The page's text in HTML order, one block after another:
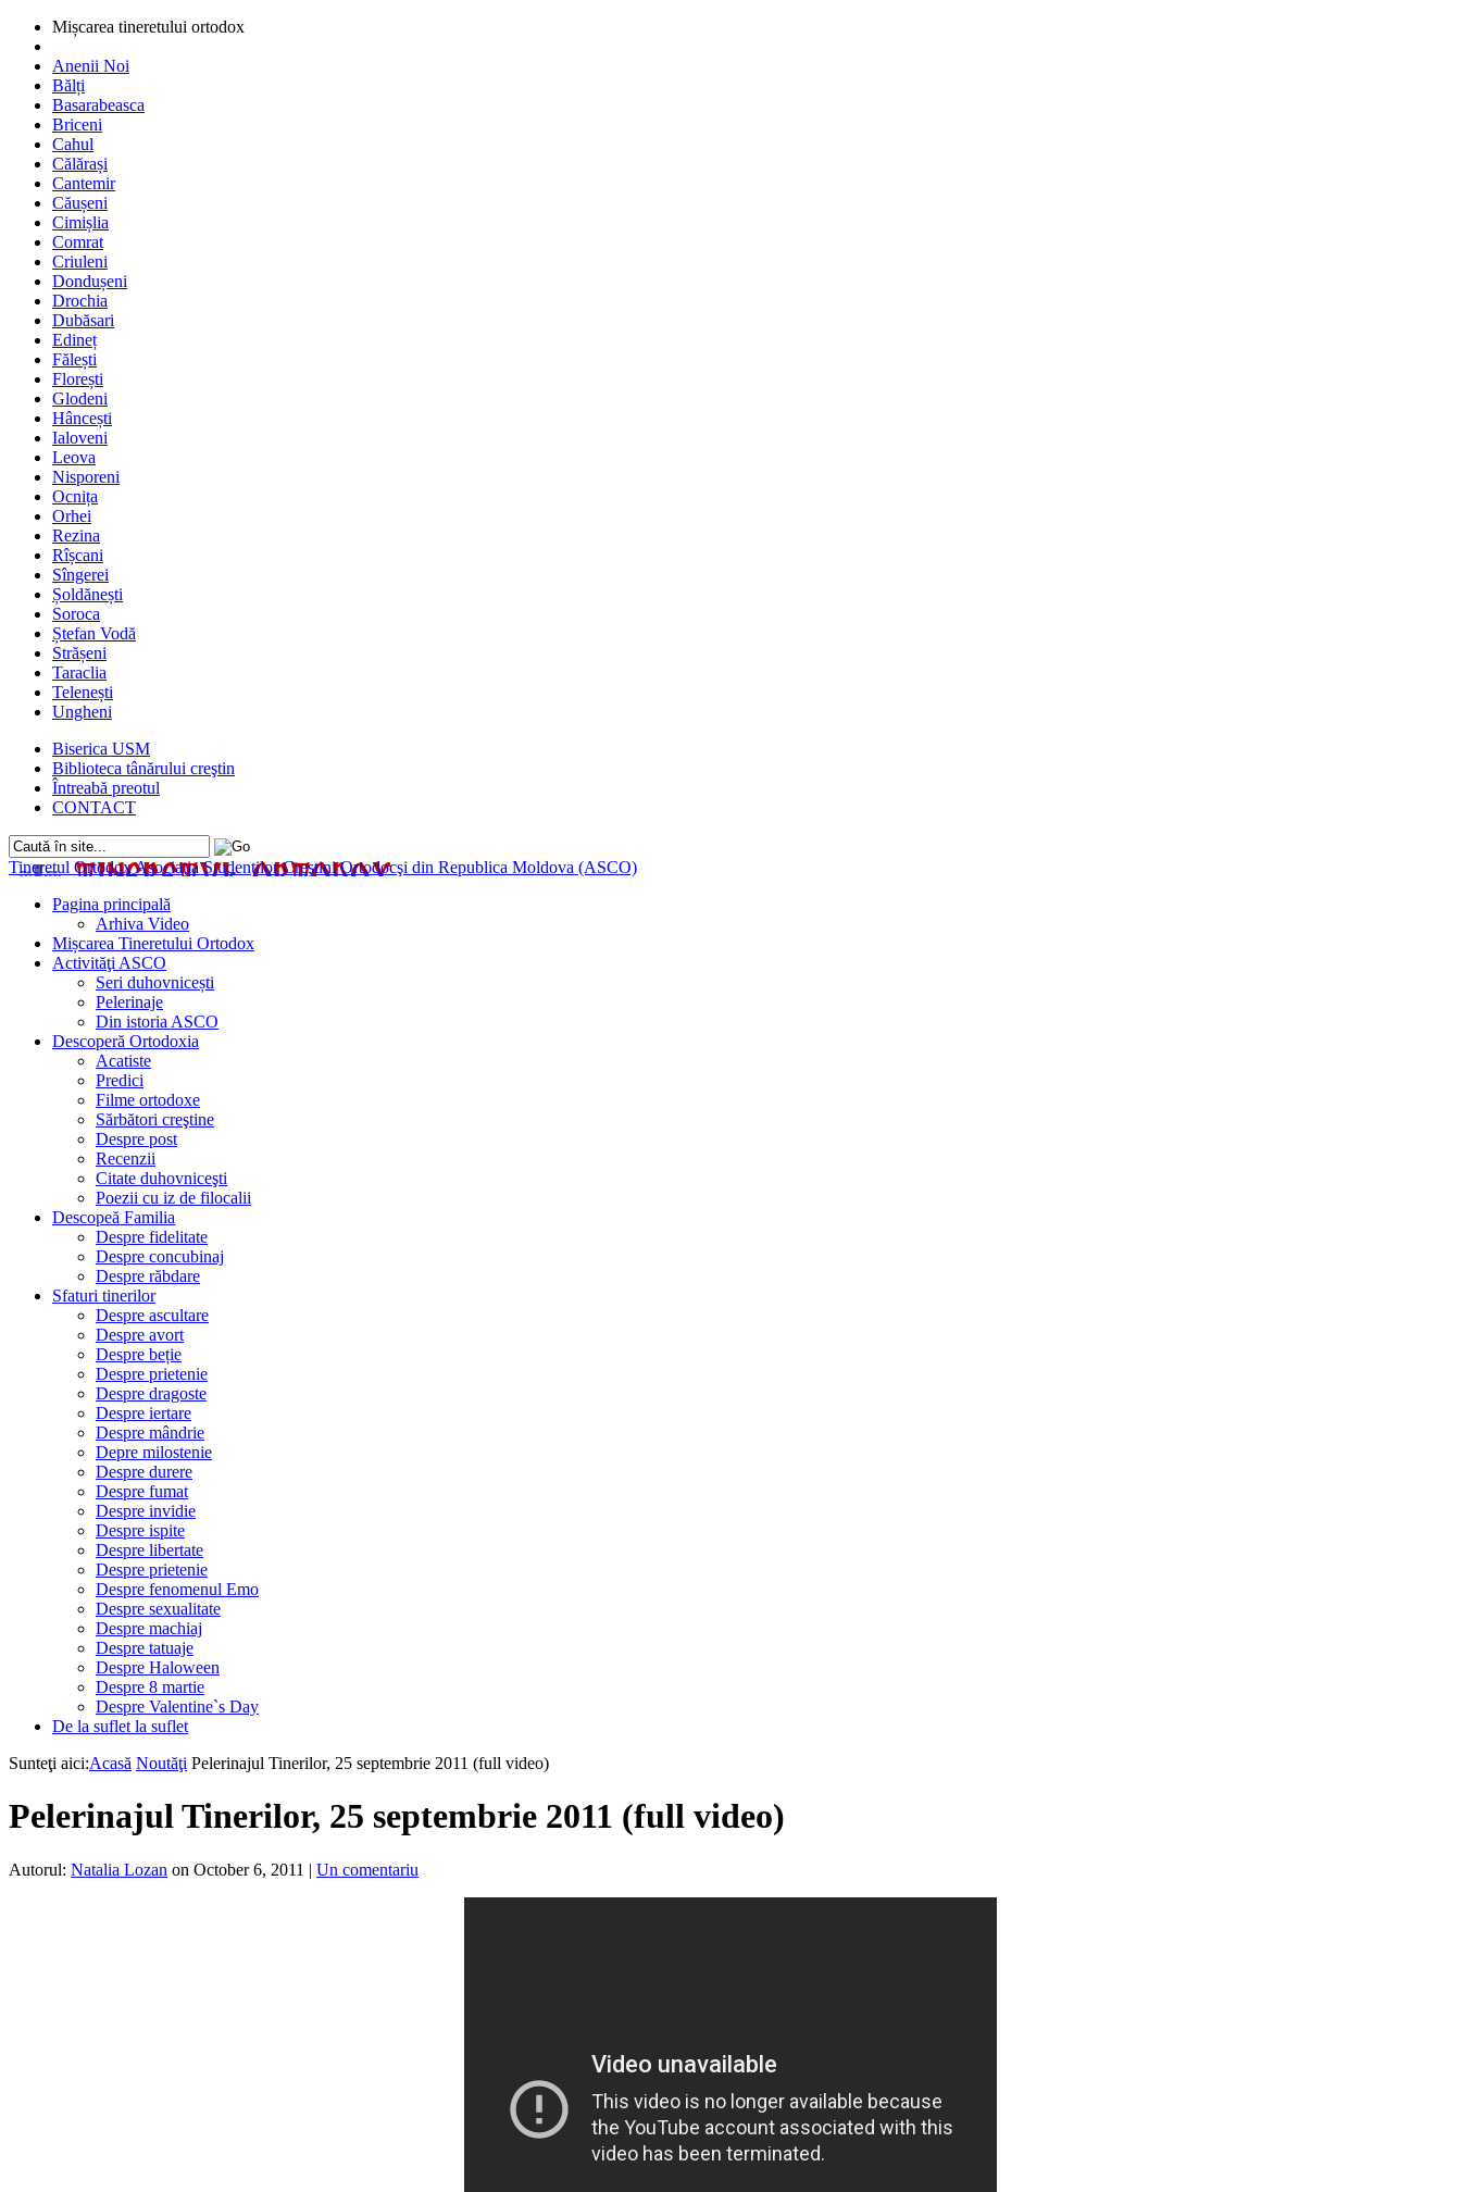
Mișcarea tineretului ortodox
Anenii Noi
Bălți
Basarabeasca
Briceni
Cahul
Călărași
Cantemir
Căușeni
Cimișlia
Comrat
Criuleni
Dondușeni
Drochia
Dubăsari
Edineț
Fălești
Florești
Glodeni
Hâncești
Ialoveni
Leova
Nisporeni
Ocnița
Orhei
Rezina
Rîșcani
Sîngerei
Șoldănești
Soroca
Ștefan Vodă
Strășeni
Taraclia
Telenești
Ungheni
Biserica USM
Biblioteca tânărului creştin
Întreabă preotul
CONTACT
Tineretul OrtodoxAsociaţia Studenţilor Creştini Ortodocşi din Republica Moldova (ASCO)
Pagina principală
Arhiva Video
Mișcarea Tineretului Ortodox
Activităţi ASCO
Seri duhovnicești
Pelerinaje
Din istoria ASCO
Descoperă Ortodoxia
Acatiste
Predici
Filme ortodoxe
Sărbători creştine
Despre post
Recenzii
Citate duhovniceşti
Poezii cu iz de filocalii
Descopeă Familia
Despre fidelitate
Despre concubinaj
Despre răbdare
Sfaturi tinerilor
Despre ascultare
Despre avort
Despre beție
Despre prietenie
Despre dragoste
Despre iertare
Despre mândrie
Depre milostenie
Despre durere
Despre fumat
Despre invidie
Despre ispite
Despre libertate
Despre prietenie
Despre fenomenul Emo
Despre sexualitate
Despre machiaj
Despre tatuaje
Despre Haloween
Despre 8 martie
Despre Valentine`s Day
De la suflet la suflet
Sunteţi aici:Acasă Noutăţi Pelerinajul Tinerilor, 25 septembrie 2011 (full video)
Pelerinajul Tinerilor, 25 septembrie 2011 (full video)
Autorul: Natalia Lozan on October 6, 2011 | Un comentariu